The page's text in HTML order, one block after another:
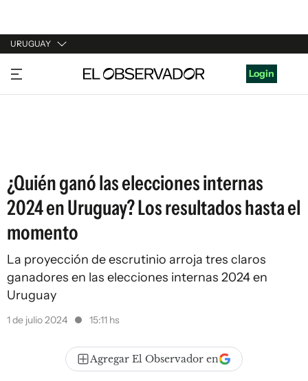
URUGUAY
URUGUAY
ARGENTINA
Login
¿Quién ganó las elecciones internas
2024 en Uruguay? Los resultados hasta el
momento
La proyección de escrutinio arroja tres claros
ganadores en las elecciones internas 2024 en
Uruguay
1 de julio 2024 15:11 hs
Agregar El Observador en